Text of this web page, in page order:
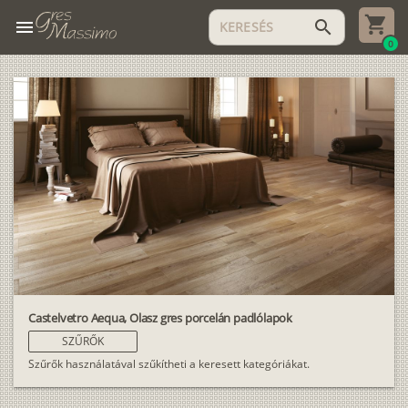
menu search
0
Castelvetro Aequa, Olasz gres porcelán padlólapok
SZŰRŐK
Szűrők használatával szűkítheti a keresett kategóriákat.